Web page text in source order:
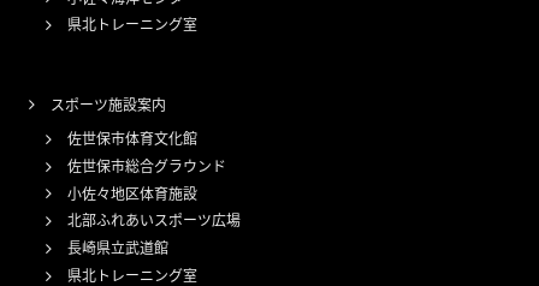
県北トレーニング室
スポーツ施設案内
佐世保市体育文化館
佐世保市総合グラウンド
小佐々地区体育施設
北部ふれあいスポーツ広場
長崎県立武道館
県北トレーニング室